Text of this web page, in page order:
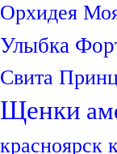
Орхидея
Улыбка
Свита
Щенки
красноярск